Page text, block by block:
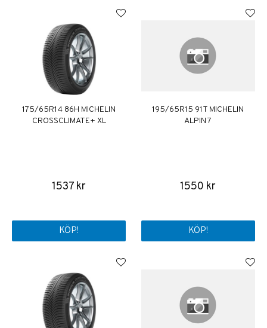
175/65R14 86H MICHELIN
CROSSCLIMATE+ XL
1537 kr
KÖP!
195/65R15 91T MICHELIN
ALPIN 7
1550 kr
KÖP!